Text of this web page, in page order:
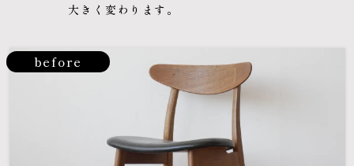
大きく変わります。
before